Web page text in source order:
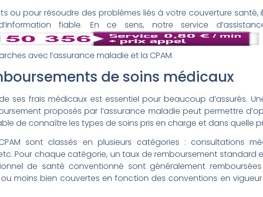
ou pour résoudre des problèmes liés à votre couverture santé,
fiable. En ce sens, notre service
avec l’assurance maladie et la CPAM.
de soins médicaux
ses frais médicaux est essentiel pour beaucoup d’assurés.
proposés par l’assurance maladie peut permettre
de connaître les types de soins pris en charge et dans quelle
sont classés en plusieurs catégories : consultations
Pour chaque catégorie, un taux de remboursement standard
de santé conventionné sont généralement
moins bien couvertes en fonction des conventions en